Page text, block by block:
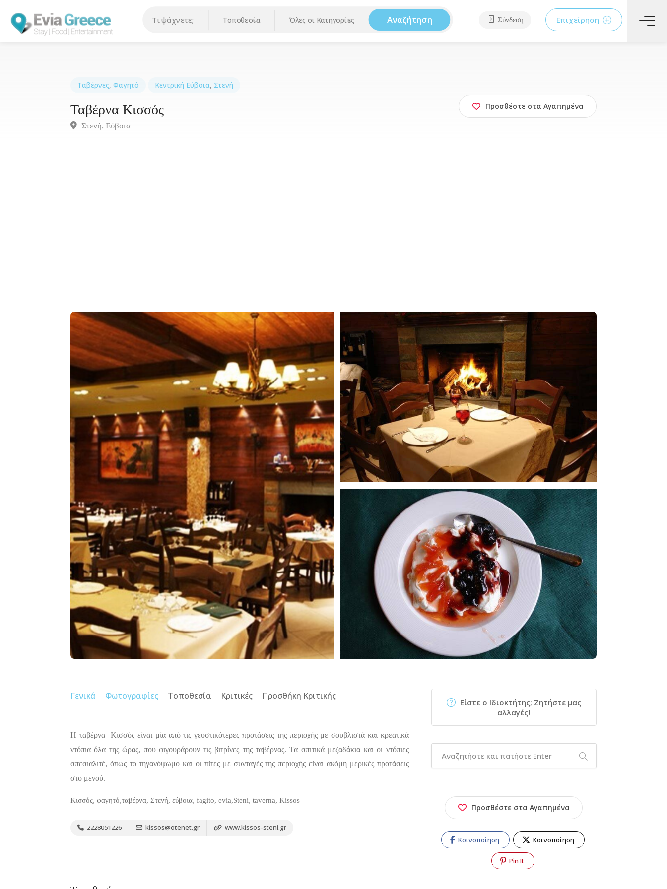
Τοποθεσία Όλες οι Κατηγορίες Αναζήτηση Σύνδεση Επιχείρηση
Ταβέρνες, Φαγητό Κεντρική Εύβοια, Στενή
Ταβέρνα Κισσός
Στενή, Eύβοια
Προσθέστε στα Αγαπημένα
Γενικά Φωτογραφίες Τοποθεσία Κριτικές Προσθήκη Κριτικής
Η ταβέρνα Κισσός είναι μία από τις γευστικότερες προτάσεις της περιοχής με σουβλιστά και κρεατικά
ντόπια όλα της ώρας, που φιγουράρουν τις βιτρίνες της ταβέρνας. Τα σπιτικά μεζαδάκια και οι ντόπιες
σπεσιαλιτέ, όπως το τηγανόψωμο και οι πίτες με συνταγές της περιοχής είναι ακόμη μερικές προτάσεις
στο μενού.
Κισσός, φαγητό,ταβέρνα, Στενή, εύβοια, fagito, evia,Steni, taverna, Kissos
2228051226 kissos@otenet.gr www.kissos-steni.gr
Είστε ο Ιδιοκτήτης; Ζητήστε μας
αλλαγές!
Προσθέστε στα Αγαπημένα
Κοινοποίηση Κοινοποίηση
Pin It